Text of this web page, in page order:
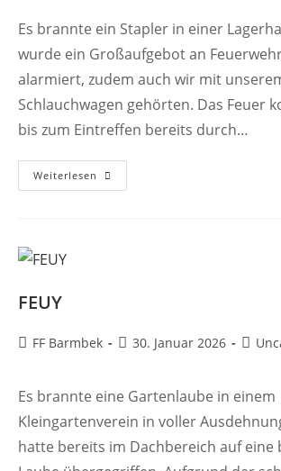
Es brannte ein Stapler in einer
wurde ein Großaufgebot an
alarmiert, zudem auch wir mit
Schlauchwagen gehörten. Das Feuer
bis zum Eintreffen bereits durch…
Weiterlesen
FEUY
Beitrags-
FF Barmbek
Beitrag
30. Januar 2026
Es brannte eine Gartenlaube in einem
Kleingartenverein in voller
hatte bereits im Dachbereich auf eine